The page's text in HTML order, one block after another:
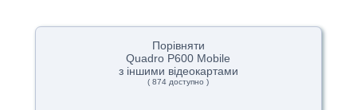
Порівняти
Quadro P600 Mobile
з іншими відеокартами
( 874 доступно )